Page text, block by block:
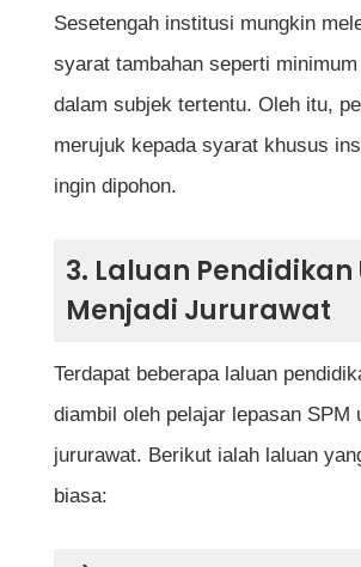
Apakah laluan kerjaya
tahun menjadi jururawat?
Bolehkah saya sambung
Rujukan
Sesetengah institusi mungkin
syarat tambahan seperti
dalam subjek tertentu. Oleh itu,
merujuk kepada syarat khusus
ingin dipohon.
3. Laluan Pendidikan
Menjadi Jururawat
Terdapat beberapa laluan
diambil oleh pelajar lepasan SPM
jururawat. Berikut ialah laluan
biasa: